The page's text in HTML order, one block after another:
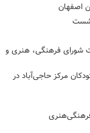
اصفهان
شورای فرهنگی، هنری و
مرکز حاجی‌آباد در